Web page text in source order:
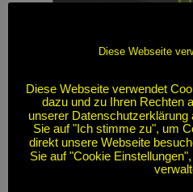
Diese Webseite
Diese Webseite verwendet
dazu und zu Ihren Rechten
unserer
Sie auf "Ich stimme zu", um
direkt unsere Webseite
Sie auf "Cookie